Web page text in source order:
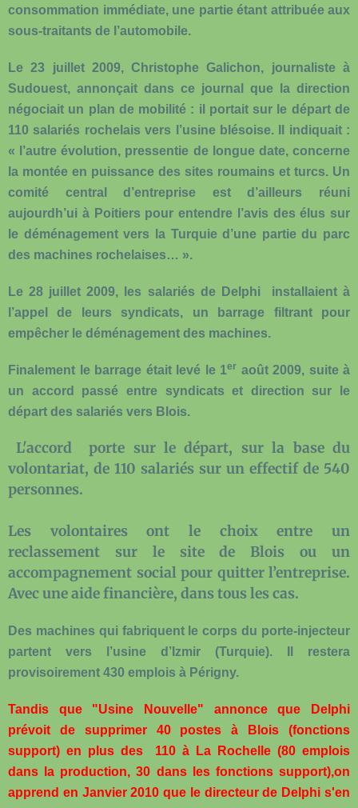
consommation immédiate, une partie étant attribuée aux
sous-traitants de l’automobile.
Le 23 juillet 2009, Christophe Galichon, journaliste à
Sudouest, annonçait dans ce journal que la direction
négociait un plan de mobilité : il portait sur le départ de
110 salariés rochelais vers l’usine blésoise. Il indiquait :
« l’autre évolution, pressentie de longue date, concerne
la montée en puissance des sites roumains et turcs. Un
comité central d’entreprise est d’ailleurs réuni
aujourdh’ui à Poitiers pour entendre l’avis des élus sur
le déménagement vers la Turquie d’une partie du parc
des machines rochelaises… ».
Le 28 juillet 2009, les salariés de Delphi
installaient à
l’appel de leurs syndicats, un barrage filtrant pour
empêcher le déménagement des machines.
Finalement le barrage était levé le 1er août 2009, suite à
un accord passé entre syndicats et direction sur le
départ des salariés vers Blois.
L'accord porte sur le départ, sur la base du
volontariat, de 110 salariés sur un effectif de 540
personnes.
Les volontaires ont le choix entre un
reclassement sur le site de Blois ou un
accompagnement social pour quitter l’entreprise.
Avec une aide financière, dans tous les cas.
Des machines qui fabriquent le corps du porte-injecteur
partent vers l’usine d’Izmir (Turquie). Il restera
provisoirement 430 emplois à Périgny.
Tandis que "Usine Nouvelle" annonce que Delphi
prévoit de supprimer 40 postes à Blois (fonctions
support) en plus des 110 à La Rochelle (80 emplois
dans la production, 30 dans les fonctions support),on
apprend en Janvier 2010 que le directeur de Delphi s'en